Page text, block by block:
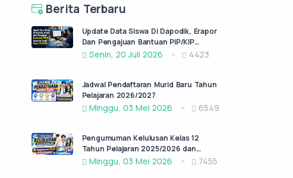
Berita Terbaru
Update Data Siswa Di Dapodik, Erapor
Dan Pengajuan Bantuan PIP/KIP
Semester Ganjil Tahun 2026/2027
Senin, 20 Juli 2026 4423
Jadwal Pendaftaran Murid Baru Tahun
Pelajaran 2026/2027
Minggu, 03 Mei 2026 6549
Pengumuman Kelulusan Kelas 12
Tahun Pelajaran 2025/2026 dan
Permohonan Surat Keterangan lulus
Minggu, 03 Mei 2026 7455